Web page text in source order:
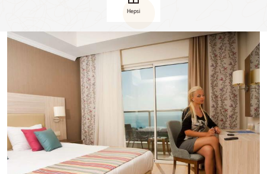
Hepsi